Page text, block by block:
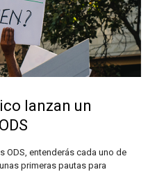
lanzan un
ODS, entenderás cada uno de
primeras pautas para